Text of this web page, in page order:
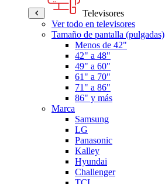
Televisores
Ver todo en televisores
Tamaño de pantalla (pulgadas)
Menos de 42"
42" a 48"
49" a 60"
61" a 70"
71" a 86"
86" y más
Marca
Samsung
LG
Panasonic
Kalley
Hyundai
Challenger